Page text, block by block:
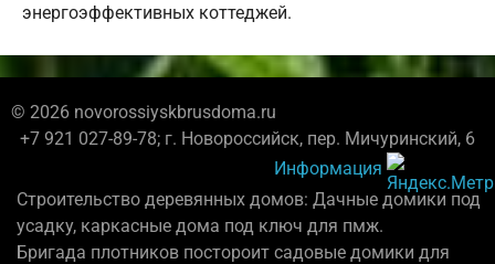
энергоэффективных коттеджей.
© 2026 novorossiyskbrusdoma.ru
+7 921 027-89-78; г. Новороссийск, пер. Мичуринский, 6
Информация
Строительство деревянных домов: Дачные домики под
усадку, каркасные дома под ключ для пмж.
Бригада плотников постороит садовые домики для